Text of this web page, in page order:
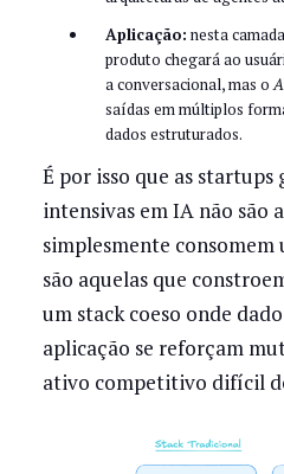
Aplicação: nesta
produto chegará ao
a conversacional, mas o
saídas em múltiplos
dados estruturados.
É por isso que as
intensivas em IA não são
simplesmente consomem
são aquelas que
um stack coeso onde
aplicação se reforçam
ativo competitivo difícil